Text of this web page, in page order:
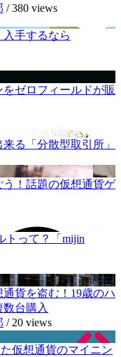
/380 views
手するなら
ゼロフィールドが販
る「分散型取引所」
！話題の仮想通貨ゲ
トって？「mijin
貨を盗む！19歳のハ
台購入
/ 20 views
仮想通貨のマイニン